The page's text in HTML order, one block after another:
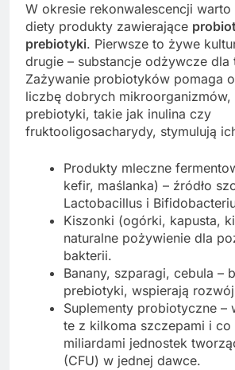
W okresie rekonwalescencji warto
diety produkty zawierające
prebiotyki. Pierwsze to żywe
drugie – substancje odżywcze dla
Zażywanie probiotyków pomaga
liczbę dobrych mikroorganizmów,
prebiotyki, takie jak inulina czy
fruktooligosacharydy, stymulują
Produkty mleczne
kefir, maślanka) – źródło
Lactobacillus i
Kiszonki (ogórki, kapusta,
naturalne pożywienie dla
bakterii.
Banany, szparagi, cebula –
prebiotyki, wspierają
Suplementy probiotyczne –
te z kilkoma szczepami i co
miliardami jednostek
(CFU) w jednej dawce.